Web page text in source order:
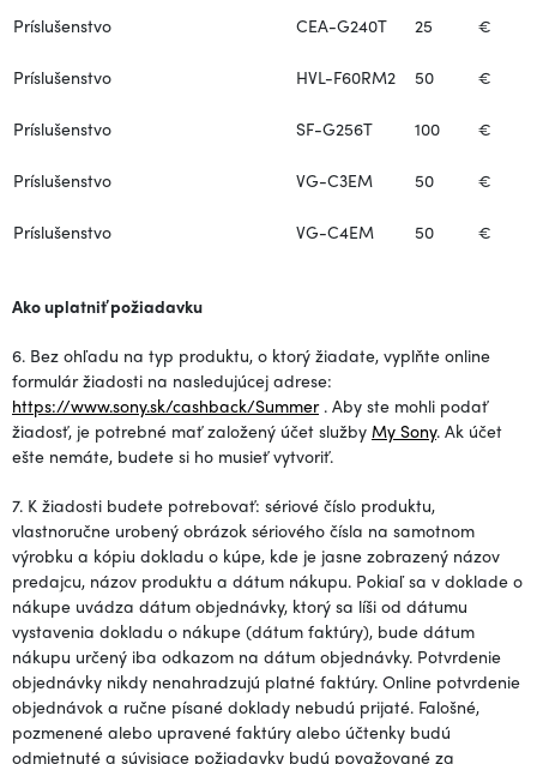
Príslušenstvo CEA-G240T 25 €
Príslušenstvo HVL-F60RM2 50 €
Príslušenstvo SF-G256T 100 €
Príslušenstvo VG-C3EM 50 €
Príslušenstvo VG-C4EM 50 €
Ako uplatniť požiadavku
6. Bez ohľadu na typ produktu, o ktorý žiadate, vyplňte online
formulár žiadosti na nasledujúcej adrese:
https://www.sony.sk/cashback/Summer. Aby ste mohli podať
žiadosť, je potrebné mať založený účet služby My Sony. Ak účet
ešte nemáte, budete si ho musieť vytvoriť.
7. K žiadosti budete potrebovať: sériové číslo produktu,
vlastnoručne urobený obrázok sériového čísla na samotnom
výrobku a kópiu dokladu o kúpe, kde je jasne zobrazený názov
predajcu, názov produktu a dátum nákupu. Pokiaľ sa v doklade o
nákupe uvádza dátum objednávky, ktorý sa líši od dátumu
vystavenia dokladu o nákupe (dátum faktúry), bude dátum
nákupu určený iba odkazom na dátum objednávky. Potvrdenie
objednávky nikdy nenahradzujú platné faktúry. Online potvrdenie
objednávok a ručne písané doklady nebudú prijaté. Falošné,
pozmenené alebo upravené faktúry alebo účtenky budú
odmietnuté a súvisiace požiadavky budú považované za